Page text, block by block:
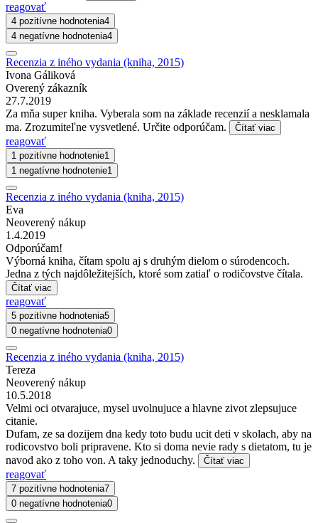
reagovať
4 pozitívne hodnotenia4
4 negatívne hodnotenia4
Recenzia z iného vydania (kniha, 2015)
Ivona Gáliková
Overený zákazník
27.7.2019
Za mňa super kniha. Vyberala som na základe recenzií a nesklamala
ma. Zrozumiteľne vysvetlené. Určite odporúčam.
Čítať viac
reagovať
1 pozitívne hodnotenie1
1 negatívne hodnotenie1
Recenzia z iného vydania (kniha, 2015)
Eva
Neoverený nákup
1.4.2019
Odporúčam!
Výborná kniha, čítam spolu aj s druhým dielom o súrodencoch.
Jedna z tých najdôležitejších, ktoré som zatiaľ o rodičovstve čítala.
Čítať viac
reagovať
5 pozitívne hodnotenia5
0 negatívne hodnotenia0
Recenzia z iného vydania (kniha, 2015)
Tereza
Neoverený nákup
10.5.2018
Velmi oci otvarajuce, mysel uvolnujuce a hlavne zivot zlepsujuce
citanie.
Dufam, ze sa dozijem dna kedy toto budu ucit deti v skolach, aby na
rodicovstvo boli pripravene. Kto si doma nevie rady s dietatom, tu je
navod ako z toho von. A taky jednoduchy.
Čítať viac
reagovať
7 pozitívne hodnotenia7
0 negatívne hodnotenia0